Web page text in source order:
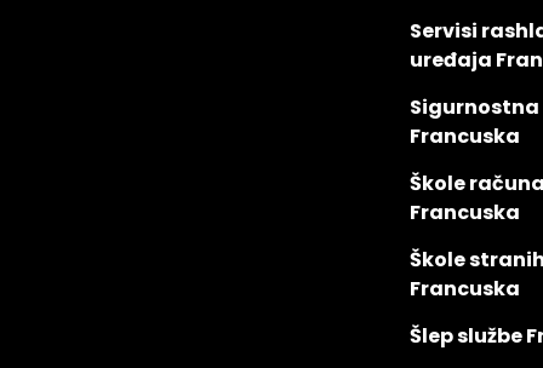
Servisi
uređaja
Francuska
Škole
Francuska
Škole
Francuska
Šlep službe